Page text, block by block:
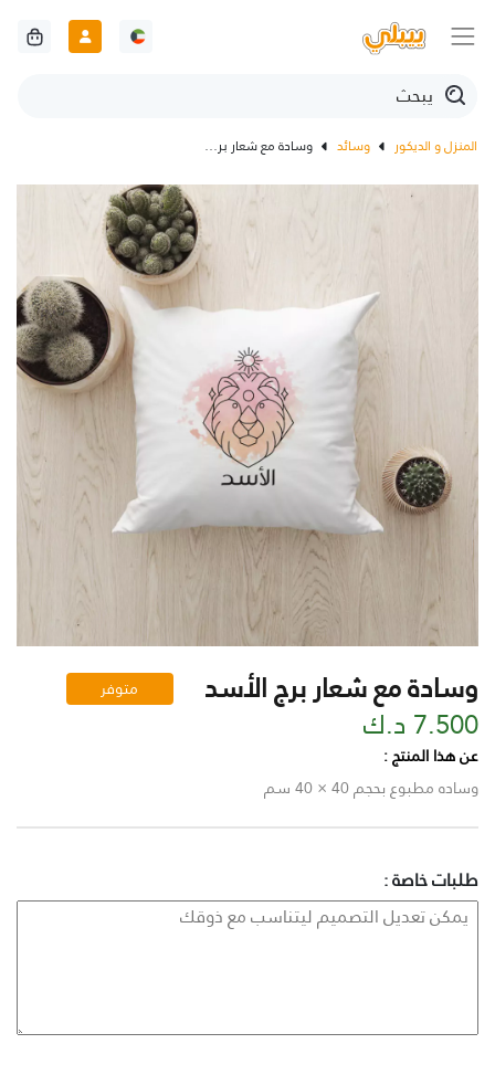
المنزل و الديكور وسائد وسادة مع شعار برج الأسد
وسادة مع شعار برج الأسد متوفر
7.500 د.ك
عن هذا المنتج :
وساده مطبوع بحجم 40 × 40 سم
طلبات خاصة :